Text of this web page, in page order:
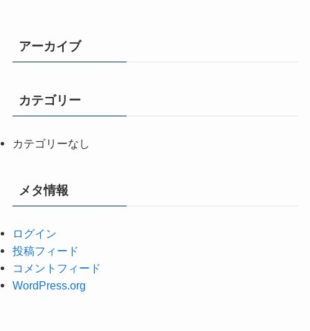
アーカイブ
カテゴリー
カテゴリーなし
メタ情報
ログイン
投稿フィード
コメントフィード
WordPress.org